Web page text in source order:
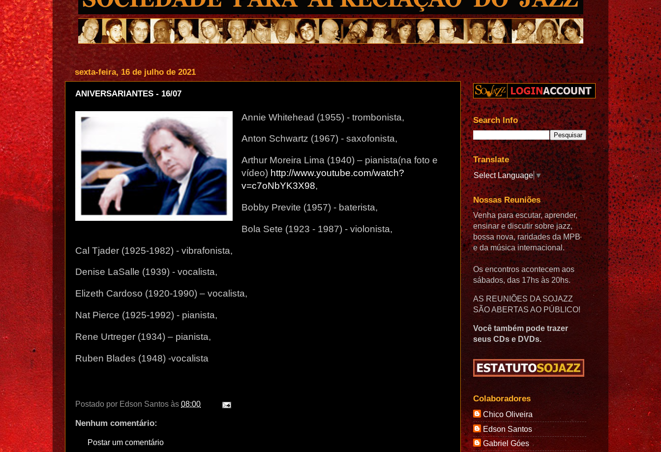
sexta-feira, 16 de julho de 2021
ANIVERSARIANTES - 16/07
Annie Whitehead (1955) - trombonista,
Anton Schwartz (1967) - saxofonista,
Arthur Moreira Lima (1940) – pianista(na foto e
vídeo) http://www.youtube.com/watch?
v=c7oNbYK3X98,
Bobby Previte (1957) - baterista,
Bola Sete (1923 - 1987) - violonista,
Cal Tjader (1925-1982) - vibrafonista,
Denise LaSalle (1939) - vocalista,
Elizeth Cardoso (1920-1990) – vocalista,
Nat Pierce (1925-1992) - pianista,
Rene Urtreger (1934) – pianista,
Ruben Blades (1948) -vocalista
Postado por Edson Santos às 08:00
Nenhum comentário:
Postar um comentário
Search Info
Translate
Select Language▼
Nossas Reuniões
Venha para escutar, aprender,
ensinar e discutir sobre jazz,
bossa nova, raridades da MPB
e da música internacional.
Os encontros acontecem aos
sábados, das 17hs às 20hs.
AS REUNIÕES DA SOJAZZ
SÃO ABERTAS AO PÚBLICO!
Você também pode trazer
seus CDs e DVDs.
Colaboradores
Chico Oliveira
Edson Santos
Gabriel Góes